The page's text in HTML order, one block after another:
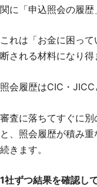
関に「申込照会の履歴
これは「お金に困っ
断される材料になり得
照会履歴はCIC・JICC
審査に落ちてすぐに
と、照会履歴が積み
続きます。
1社ずつ結果を確認し